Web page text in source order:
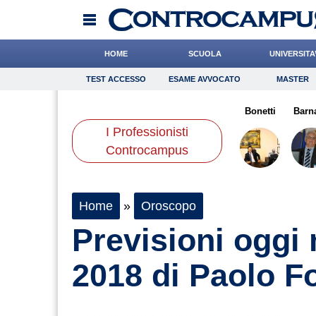
HOME SCUOLA UNIVERSITA’
TEST ACCESSO Esame Avvocato Master
Consigli
Scienze
TEST ACCESSO ESAME AVVOCATO MASTER
I Professionisti
Controcampus
Bonetti
Home » Oroscopo
Previsioni oggi
2018 di Paolo